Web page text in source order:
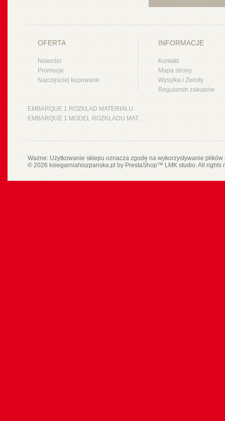
OFERTA
Nowości
Promocje
Najczęściej kupowane
INFORMACJE
Kontakt
Mapa strony
Wysyłka i Zwroty
Regulamin zakupów
EMBARQUE 1 ROZKŁAD MATERIAŁU
EMBARQUE 1 MODEL ROZKŁADU MAT.
Ważne: Użytkowanie sklepu oznacza zgodę na wykorzystywanie
© 2026 ksiegarniahiszpanska.pl by PrestaShop™ LMK studio. All rights